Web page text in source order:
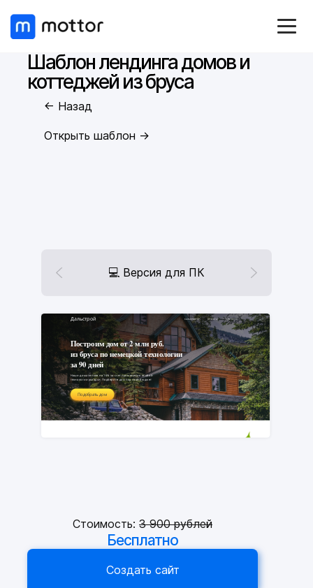
Шаблон лендинга домов и
коттеджей из бруса
← Назад
Открыть шаблон →
💻 Версия для ПК
Стоимость: 3900 рублей
Бесплатно
Создать сайт